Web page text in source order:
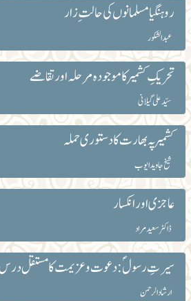
روہنگیا مسلمانوں کی حالت ِ زار
عبدالشکور
تحریکِ کشمیر کا موجودہ مرحلہ اور تقاضے
سیّد علی گیلانی
کشمیر پہ بھارت کا دستوری حملہ
شیخ جاوید ایوب
عاجزی اورانکسار
ڈاکٹر سعید مراد
سیرتِ رسولؐ: دعوت و عزیمت کا مستقل درس
ارشاد الرحمن